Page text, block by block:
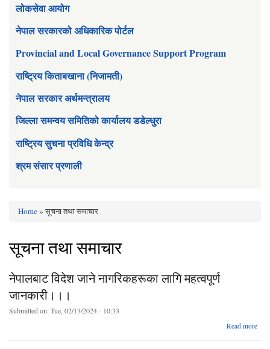
लोकसेवा आयोग
नेपाल सरकारको अधिकारिक पोर्टल
Provincial and Local Governance Support Program
राष्ट्रिय किताबखाना (निजामती)
नेपाल सरकार अर्थमन्त्रालय
जिल्ला समन्वय समितिको कार्यालय डडेल्धुरा
राष्ट्रिय सुचना प्रविधि केन्द्र
श्रम संसार प्रणाली
You are here
Home» सूचना तथा समाचार
सूचना तथा समाचार
नेपालबाट विदेश जाने नागरिकहरूका लागि महत्वपूर्ण
जानकारी।।।
Submitted on:Tue, 02/13/2024 - 10:33
Read more